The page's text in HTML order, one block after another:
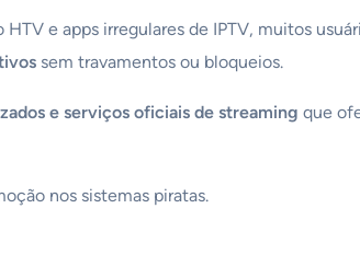
e apps irregulares de IPTV, muitos
sem travamentos ou bloqueios.
e serviços oficiais de streaming que
nos sistemas piratas.